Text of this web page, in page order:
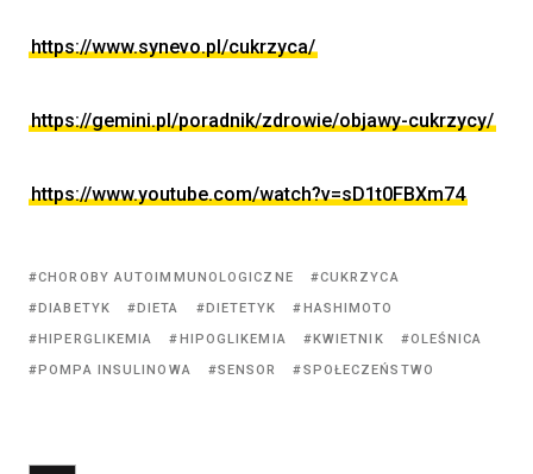
https://www.synevo.pl/cukrzyca/
https://gemini.pl/poradnik/zdrowie/objawy-cukrzycy/
https://www.youtube.com/watch?v=sD1t0FBXm74
CHOROBY AUTOIMMUNOLOGICZNE
CUKRZYCA
DIABETYK
DIETA DIETETYK
HASHIMOTO
HIPERGLIKEMIA
HIPOGLIKEMIA KWIETNIK
OLEŚNICA
POMPA INSULINOWA
SENSOR SPOŁECZEŃSTWO